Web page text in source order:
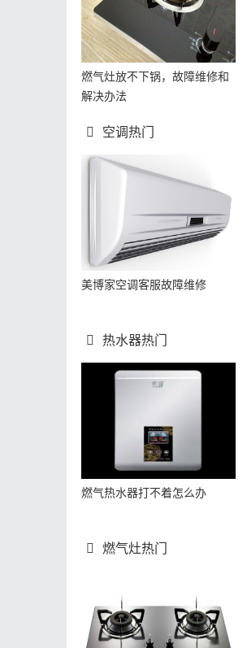
燃气灶放不下锅，故障维修和
解决办法
空调热门
美博家空调客服故障维修
热水器热门
燃气热水器打不着怎么办
燃气灶热门